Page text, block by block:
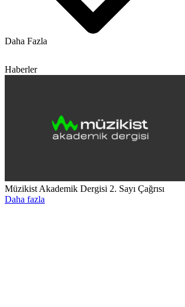
Daha Fazla
Haberler
Müzikist Akademik Dergisi 2. Sayı Çağrısı
Daha fazla